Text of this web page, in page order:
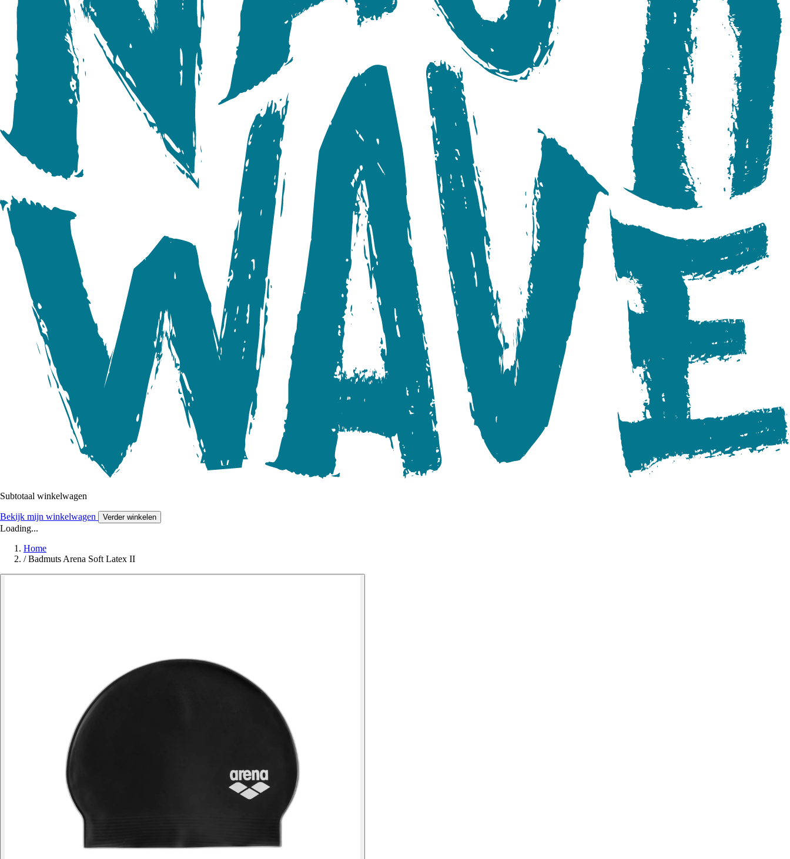
Subtotaal winkelwagen
Bekijk mijn winkelwagen Verder winkelen
Loading...
Home
/ Badmuts Arena Soft Latex II